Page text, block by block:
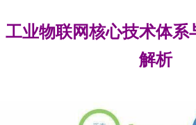
工业物联网核心技术体系
解析